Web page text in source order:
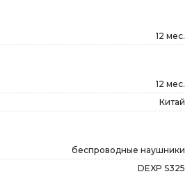
12 мес.
12 мес.
Китай
беспроводные наушники
DEXP S325